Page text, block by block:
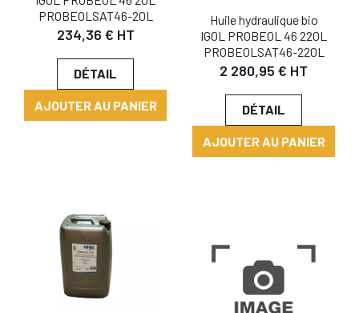
PROBEOLSAT46-20L
234,36 € HT
DÉTAIL
AJOUTER AU PANIER
Huile hydraulique bio
IGOL PROBEOL 46 220L
PROBEOLSAT46-220L
2 280,95 € HT
DÉTAIL
AJOUTER AU PANIER